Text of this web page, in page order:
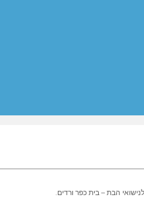
הבת – בית כפר ורדים.